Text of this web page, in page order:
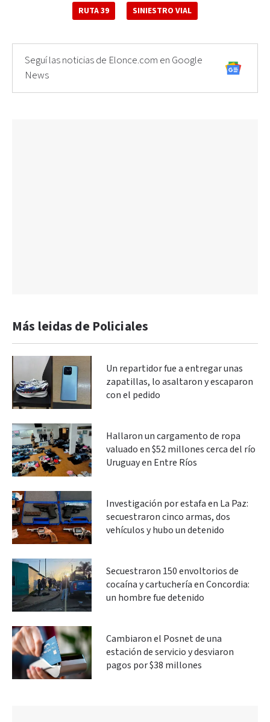
RUTA 39 SINIESTRO VIAL
Seguí las noticias de Elonce.com en Google
News
Más leidas de Policiales
Un repartidor fue a entregar unas
zapatillas, lo asaltaron y escaparon
con el pedido
Hallaron un cargamento de ropa
valuado en $52 millones cerca del río
Uruguay en Entre Ríos
Investigación por estafa en La Paz:
secuestraron cinco armas, dos
vehículos y hubo un detenido
Secuestraron 150 envoltorios de
cocaína y cartuchería en Concordia:
un hombre fue detenido
Cambiaron el Posnet de una
estación de servicio y desviaron
pagos por $38 millones